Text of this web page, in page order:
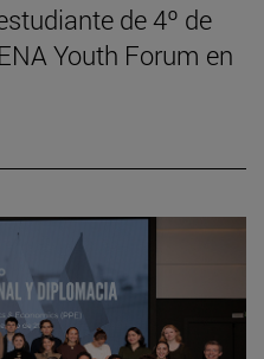
de 4º de
Youth Forum en